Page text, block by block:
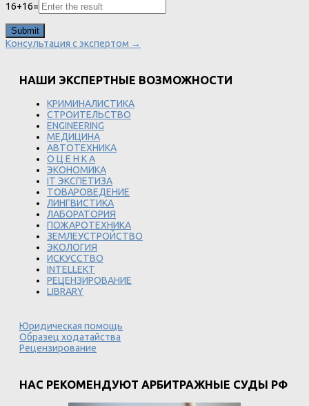
16+16=
Консультация с экспертом →
НАШИ ЭКСПЕРТНЫЕ ВОЗМОЖНОСТИ
КРИМИНАЛИСТИКА
СТРОИТЕЛЬСТВО
ENGINEERING
МЕДИЦИНА
АВТОТЕХНИКА
О Ц Е Н К А
ЭКОНОМИКА
IT ЭКСПЕТИЗА
ТОВАРОВЕДЕНИЕ
ЛИНГВИСТИКА
ЛАБОРАТОРИЯ
ПОЖАРОТЕХНИКА
ЗЕМЛЕУСТРОЙСТВО
ЭКОЛОГИЯ
ИСКУССТВО
INTELLEKT
РЕЦЕНЗИРОВАНИЕ
LIBRARY
Юридическая помощь
Образец ходатайства
Рецензирование
НАС РЕКОМЕНДУЮТ АРБИТРАЖНЫЕ СУДЫ РФ